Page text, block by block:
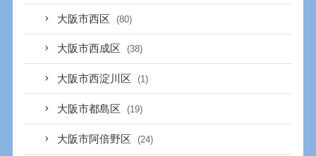
大阪市西区 (80)
大阪市西成区 (38)
大阪市西淀川区 (1)
大阪市都島区 (19)
大阪市阿倍野区 (24)